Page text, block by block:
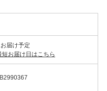
届け予定
お届け日はこちら